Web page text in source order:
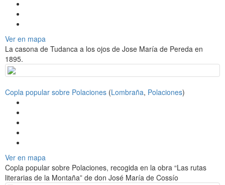
Ver en mapa
La casona de Tudanca a los ojos de Jose María de Pereda en
1895.
Copla popular sobre Polaciones (Lombraña, Polaciones)
Ver en mapa
Copla popular sobre Polaciones, recogida en la obra “Las rutas
literarias de la Montaña” de don José María de Cossío